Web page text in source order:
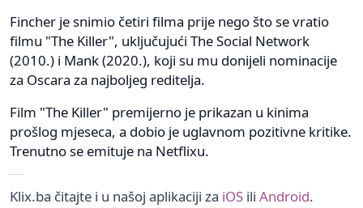
Fincher je snimio četiri filma prije nego što se vratio
filmu "The Killer", uključujući The Social Network
(2010.) i Mank (2020.), koji su mu donijeli nominacije
za Oscara za najboljeg reditelja.
Film "The Killer" premijerno je prikazan u kinima
prošlog mjeseca, a dobio je uglavnom pozitivne kritike.
Trenutno se emituje na Netflixu.
Klix.ba čitajte i u našoj aplikaciji za iOS ili Android.